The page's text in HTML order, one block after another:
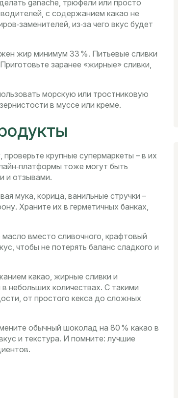
ganache, трюфели или просто
с содержанием какао не
из‑за чего вкус будет
жир минимум 33 %. Питьевые сливки
заранее «жирные» сливки,
морскую или тростниковую
в муссе или креме.
крупные супермаркеты – в их
тоже могут быть
и отзывами.
мука, корица, ванильные стручки –
Храните их в герметичных банках,
вместо сливочного, крафтовый
чтобы не потерять баланс сладкого и
какао, жирные сливки и
небольших количествах. С такими
от простого кекса до сложных
обычный шоколад на 80 % какао в
и текстура. И помните: лучшие